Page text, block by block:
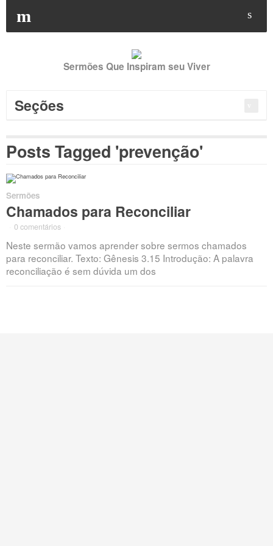
s
m
Sermões Que Inspiram seu Viver
Seções
Posts Tagged 'prevenção'
Sermões
Chamados para Reconciliar
0 comentários
Neste sermão vamos aprender sobre sermos chamados
para reconciliar. Texto: Gênesis 3.15 Introdução: A palavra
reconciliação é sem dúvida um dos